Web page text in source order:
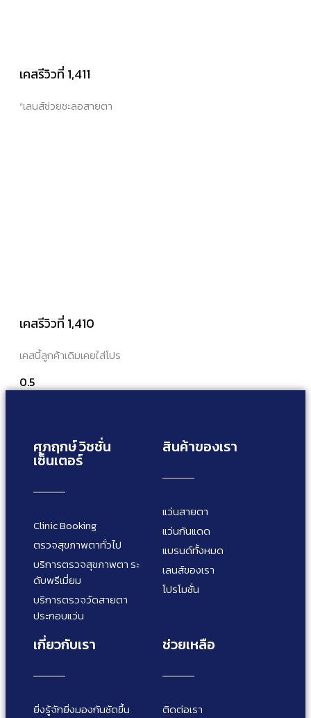
เคสรีวิวที่ 1,411
“เลนส์ช่วยชะลอสายตา
เคสรีวิวที่ 1,410
เคสนี้ลูกค้าเดิมเคยใส่โปร
ศุภฤกษ์ วิชชั่น
เซ็นเตอร์
Clinic Booking
ตรวจสุขภาพตาทั่วไป
บริการตรวจสุขภาพตา ระ
ดับพรีเมี่ยม
บริการตรวจวัดสายตา
ประกอบแว่น
สินค้าของเรา
แว่นสายตา
แว่นกันแดด
แบรนด์ทั้งหมด
เลนส์ของเรา
โปรโมชั่น
เกี่ยวกับเรา
ยิ่งรู้จักยิ่งมองกันชัดขึ้น
ช่วยเหลือ
ติดต่อเรา